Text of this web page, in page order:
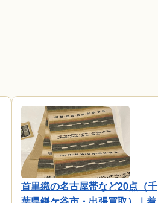
首里織の名古屋帯など20点（千